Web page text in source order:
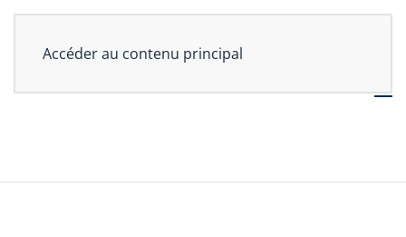
Accéder au contenu principal